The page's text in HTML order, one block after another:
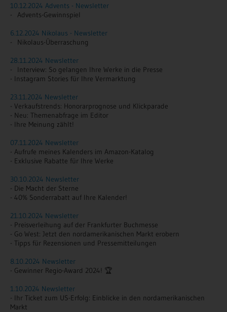
10.12.2024 Advents - Newsletter
- Advents-Gewinnspiel
6.12.2024 Nikolaus - Newsletter
- Nikolaus-Überraschung
28.11.2024 Newsletter
- Interview: So gelangen Ihre Werke in die Presse
- Instagram Stories für Ihre Vermarktung
23.11.2024 Newsletter
- Verkaufstrends: Honorarprognose und Klickparade
- Neu: Themenabfrage im Editor
- Ihre Meinung zählt!
07.11.2024 Newsletter
- Aufrufe meines Kalenders im Amazon-Katalog
- Exklusive Rabatte für Ihre Werke
30.10.2024 Newsletter
- Die Macht der Sterne
- 40% Sonderrabatt auf Ihre Kalender!
21.10.2024 Newsletter
- Preisverleihung auf der Frankfurter Buchmesse
- Go West: Jetzt den nordamerikanischen Markt erobern
- Tipps für Rezensionen und Pressemitteilungen
8.10.2024 Newsletter
- Gewinner Regio-Award 2024! 🏆
1.10.2024 Newsletter
- Ihr Ticket zum US-Erfolg: Einblicke in den nordamerikanischen
Markt